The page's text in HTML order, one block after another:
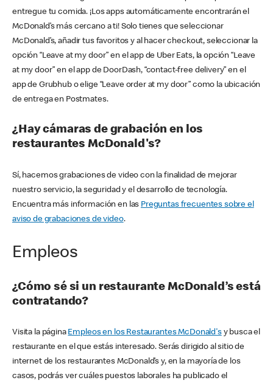
entregue tu comida. ¡Los apps automáticamente encontrarán el
McDonald’s más cercano a ti! Solo tienes que seleccionar
McDonald’s, añadir tus favoritos y al hacer checkout, seleccionar la
opción “Leave at my door” en el app de Uber Eats, la opción “Leave
at my door” en el app de DoorDash, “contact-free delivery” en el
app de Grubhub o elige “Leave order at my door” como la ubicación
de entrega en Postmates.
¿Hay cámaras de grabación en los
restaurantes McDonald's?
Sí, hacemos grabaciones de video con la finalidad de mejorar
nuestro servicio, la seguridad y el desarrollo de tecnología.
Encuentra más información en las Preguntas frecuentes sobre el
aviso de grabaciones de video.
Empleos
¿Cómo sé si un restaurante McDonald’s está
contratando?
Visita la página Empleos en los Restaurantes McDonald'sy busca el
restaurante en el que estás interesado. Serás dirigido al sitio de
internet de los restaurantes McDonald’s y, en la mayoría de los
casos, podrás ver cuáles puestos laborales ha publicado el